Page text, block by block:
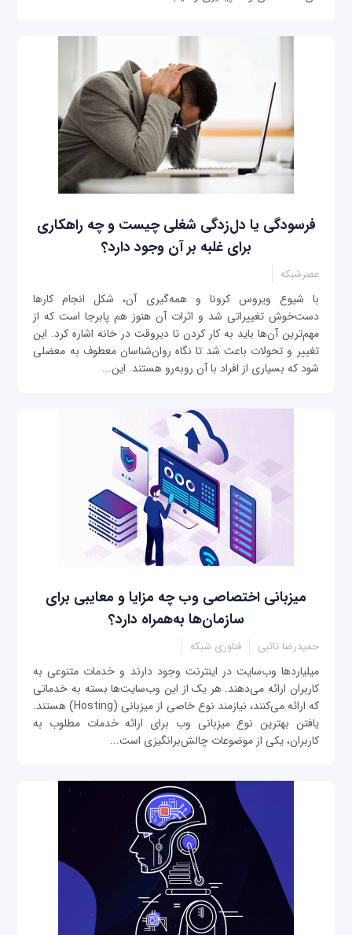
فرسودگی یا دل‌زدگی شغلی چیست و چه راهکاری
برای غلبه بر آن وجود دارد؟
عصرشبکه
با شیوع ویروس کرونا و همه‌گیری آن، شکل انجام کارها
دست‌خوش تغییراتی شد و اثرات آن هنوز هم پابرجا است که از
مهم‌ترین آن‌ها باید به کار کردن تا دیروقت در خانه اشاره کرد. این
تغییر و تحولات باعث شد تا نگاه روان‌شناسان معطوف به معضلی
شود که بسیاری از افراد با آن روبه‌رو هستند. این...
میزبانی اختصاصی وب چه مزایا و معایبی برای
سازمان‌ها به‌همراه دارد؟
حمیدرضا تائبی فناوری شبکه
میلیاردها وب‌سایت در اینترنت وجود دارند و خدمات متنوعی به
کاربران ارائه می‌دهند. هر یک از این وب‌سایت‌ها بسته به خدماتی
که ارائه می‌کنند، نیازمند نوع خاصی از میزبانی (Hosting) هستند.
یافتن بهترین نوع میزبانی وب برای ارائه خدمات مطلوب به
کاربران، یکی از موضوعات چالش‌برانگیزی است...